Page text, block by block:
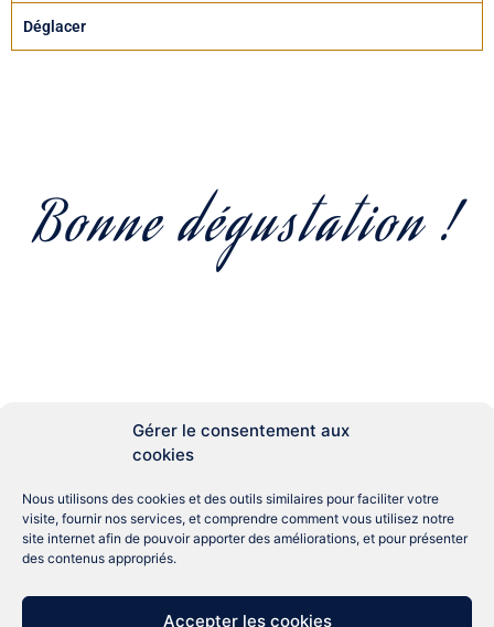
Gérer le consentement aux
cookies
Nous utilisons des cookies et des outils similaires pour faciliter votre
visite, fournir nos services, et comprendre comment vous utilisez notre
site internet afin de pouvoir apporter des améliorations, et pour présenter
des contenus appropriés.
Accepter les cookies
Déglacer
Bonne dégustation !
Aide Aménagement
France Gastronomie Japonais Légumes
Que faire ? Recette Vie pratique